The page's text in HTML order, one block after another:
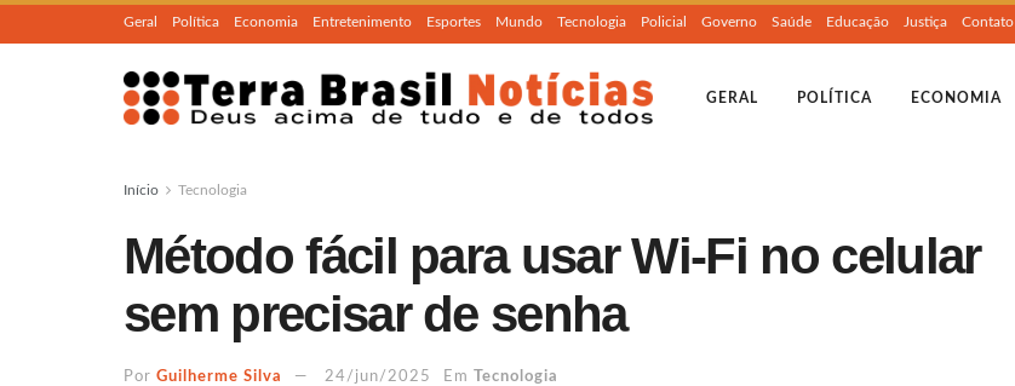
Geral Política Economia Entretenimento Esportes Mundo Tecnologia Policial Governo Saúde Educação Justiça Contato
GERAL POLÍTICA ECONOMIA
Início Tecnologia
Método fácil para usar Wi-Fi no celular
sem precisar de senha
Por Guilherme Silva 24/jun/2025 Em Tecnologia